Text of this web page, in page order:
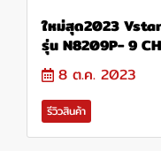
ใหม่สุด2023
รุ่น N8209P- 9 CH
8 ต.ค. 2023
รีวิวสินค้า